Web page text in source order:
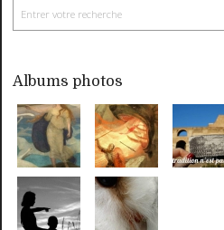
Albums photos